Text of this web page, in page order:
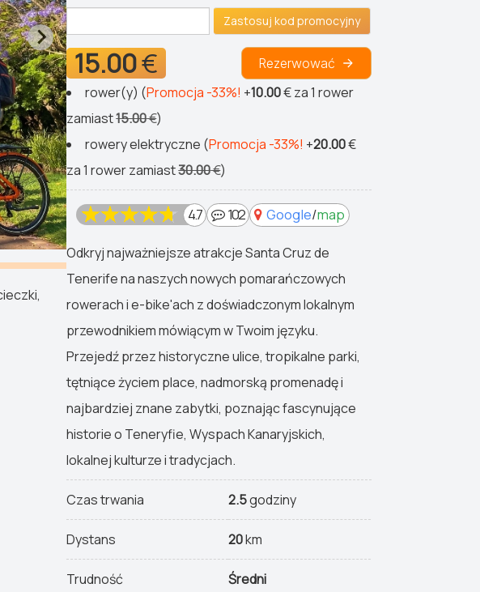
Zastosuj kod promocyjny
15.00€ Rezerwować
rower(y) (Promocja -33%! +10.00€za 1 rower
zamiast15.00€)
rowery elektryczne (Promocja -33%! +20.00€
za 1 rower zamiast30.00€)
4.7 102 Google/map
Odkryj najważniejsze atrakcje Santa Cruz de
Tenerife na naszych nowych pomarańczowych
rowerach i e-bike'ach z doświadczonym lokalnym
przewodnikiem mówiącym w Twoim języku.
Przejedź przez historyczne ulice, tropikalne parki,
tętniące życiem place, nadmorską promenadę i
najbardziej znane zabytki, poznając fascynujące
historie o Teneryfie, Wyspach Kanaryjskich,
lokalnej kulturze i tradycjach.
Czas trwania 2.5godziny
Dystans 20km
Trudność Średni
,